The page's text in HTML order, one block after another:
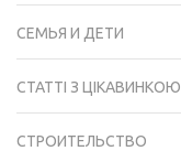
СЕМЬЯ И ДЕТИ
СТАТТІ З ЦІКАВИНКОЮ
СТРОИТЕЛЬСТВО